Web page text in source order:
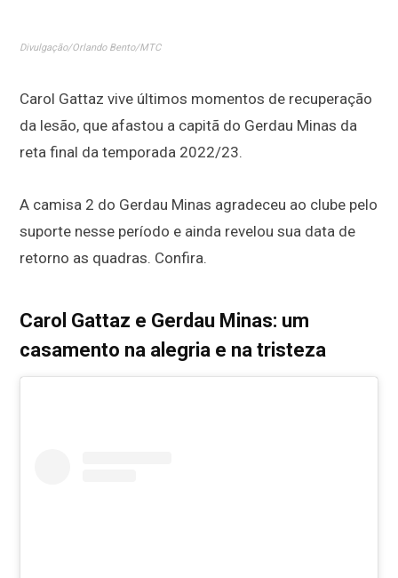
Divulgação/Orlando Bento/MTC
Carol Gattaz vive últimos momentos de recuperação
da lesão, que afastou a capitã do Gerdau Minas da
reta final da temporada 2022/23.
A camisa 2 do Gerdau Minas agradeceu ao clube pelo
suporte nesse período e ainda revelou sua data de
retorno as quadras. Confira.
Carol Gattaz e Gerdau Minas: um
casamento na alegria e na tristeza